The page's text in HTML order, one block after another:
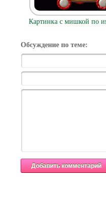
Картинка с мишкой по
Обсуждение по теме: